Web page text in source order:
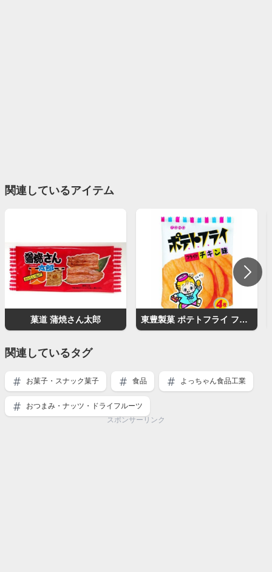
関連しているアイテム
菓道 蒲焼さん太郎 東豊製菓 ポテトフライ フライドチキン味
関連しているタグ
お菓子・スナック菓子 食品 よっちゃん食品工業
おつまみ・ナッツ・ドライフルーツ
スポンサーリンク